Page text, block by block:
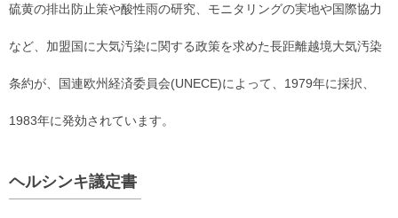
硫黄の排出防止策や酸性雨の研究、モニタリングの実地や国際協力
など、加盟国に大気汚染に関する政策を求めた長距離越境大気汚染
条約が、国連欧州経済委員会(UNECE)によって、1979年に採択、
1983年に発効されています。
ヘルシンキ議定書